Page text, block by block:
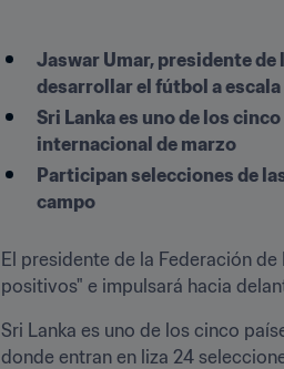
Jaswar Umar, presidente de
desarrollar el fútbol a
Sri Lanka es uno de los
internacional de marzo
Participan selecciones de
campo
El presidente de la Federación
positivos" e impulsará hacia
Sri Lanka es uno de los cinco
donde entran en liza 24